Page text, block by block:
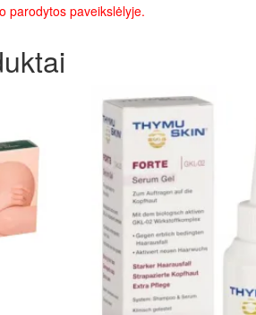
parodytos paveikslėlyje.